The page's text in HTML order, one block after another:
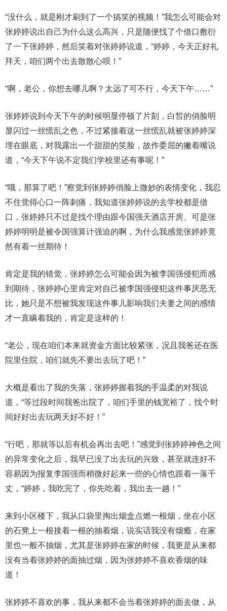
“没什么，就是刚才刷到了一个搞笑的视频！”我怎么可能会对
张婷婷说出自己为什么这么高兴，只是随便找了个借口敷衍
了一下张婷婷，然后笑着对张婷婷说道，“婷婷，今天正好礼
拜天，咱们两个出去散散心呗！”
“啊，老公，你想去哪儿啊？太远了可不行，今天下午……”
张婷婷说到今天下午的时候明显停顿了片刻，白皙的俏脸明
显闪过一丝慌乱之色，不过紧接着这一丝慌乱就被张婷婷深
埋在眼底，对我露出一个甜甜的笑脸，故作委屈的撇着嘴说
道，“今天下午说不定我们学校里还有事呢！”
“哦，那算了吧！”察觉到张婷婷俏脸上微妙的表情变化，我忍
不住觉得心口一阵刺痛，我知道张婷婷说的去学校都是借
口，张婷婷只不过是找个理由跟今国强天酒店开房、可是张
婷婷明明是被令国强算计强迫的啊，为什么我感觉张婷婷竟
然有着一丝期待！
肯定是我的错觉，张婷婷怎么可能会因为被李国强侵犯而感
到期待，张婷婷心里肯定对自己被李国强侵犯这件事厌恶无
比，她只是不想被我发现这件事儿影响我们夫妻之间的感情
才一直瞒着我的，肯定是这样的！
“老公，现在咱们本来就资金方面比较紧张，况且我爸还在医
院里住院，咱们就先不要出去玩了吧！”
大概是看出了我的失落，张婷婷握着我的手温柔的对我说
道，“等过段时间我爸出院了，咱们手里的钱宽裕了，找个时
间好好出去玩两天好不好！”
“行吧，那就等以后有机会再出去吧！”感觉到张婷婷神色之间
的异常变化之后，我早已没了出去玩的兴致，甚至就连好不
容易因为报复李国强而稍微好起来一些的心情也跟着一落千
丈，“婷婷，我吃完了，你先吃着，我出去一趟！”
来到小区楼下，我从口袋里掏出烟盒点燃一根烟，坐在小区
的石凳上一根接着一根的抽着烟，说实话我没有烟瘾，在家
里也一般不抽烟，尤其是张婷婷在家的时候，我更是从来都
没有当着张婷婷的面抽过烟，因为张婷婷不喜欢香烟的味
道！
张婷婷不喜欢的事，我从来都不会当着张婷婷的面去做，从